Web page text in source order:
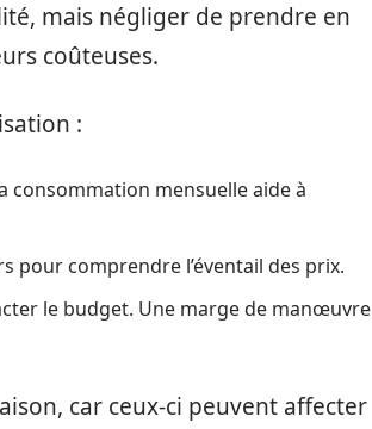
mais négliger de prendre en
coûteuses.
:
consommation mensuelle aide à
pour comprendre l’éventail des prix.
le budget. Une marge de manœuvre
car ceux-ci peuvent affecter